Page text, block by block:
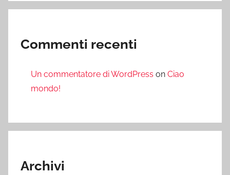
Commenti recenti
Un commentatore di WordPress on Ciao
mondo!
Archivi